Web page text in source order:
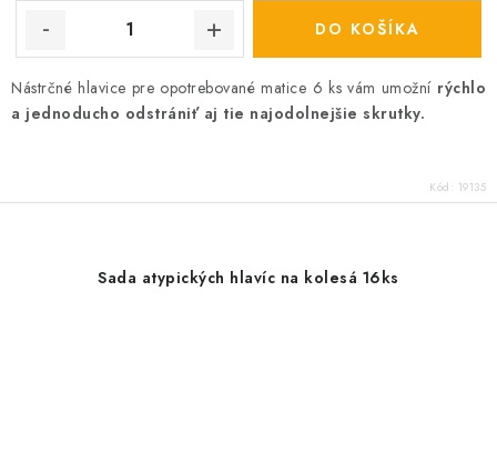
DO KOŠÍKA
Nástrčné hlavice pre opotrebované matice 6 ks vám umožnírýchlo
a jednoducho odstrániť aj tie najodolnejšie skrutky.
Kód: 19135
Sada atypických hlavíc na kolesá 16ks